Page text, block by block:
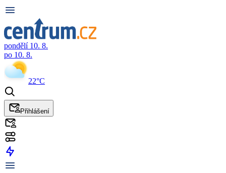
pondělí 10. 8.
po 10. 8.
22°C
Přihlášení